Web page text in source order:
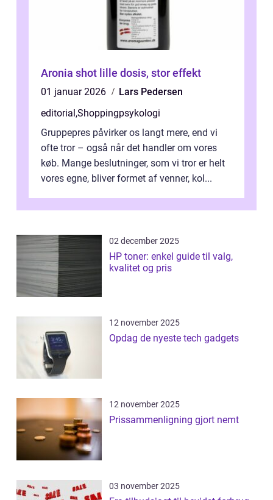
Aronia shot lille dosis, stor effekt
01 januar 2026
Lars Pedersen
editorial,Shoppingpsykologi
Gruppepres påvirker os langt mere, end vi
ofte tror – også når det handler om vores
køb. Mange beslutninger, som vi tror er helt
vores egne, bliver formet af venner, kol...
02 december 2025
HP toner: enkel guide til valg,
kvalitet og pris
12 november 2025
Opdag de nyeste tech gadgets
12 november 2025
Prissammenligning gjort nemt
03 november 2025